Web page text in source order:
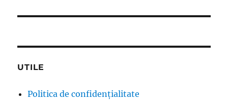
UTILE
Politica de confidențialitate